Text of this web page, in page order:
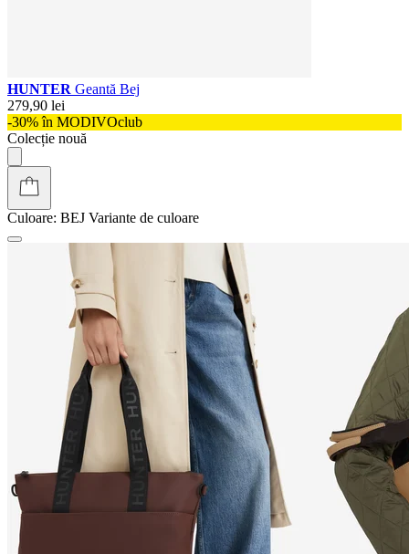
HUNTER Geantă Bej
279,90 lei
-30% în MODIVOclub
Colecție nouă
Culoare: BEJ Variante de culoare